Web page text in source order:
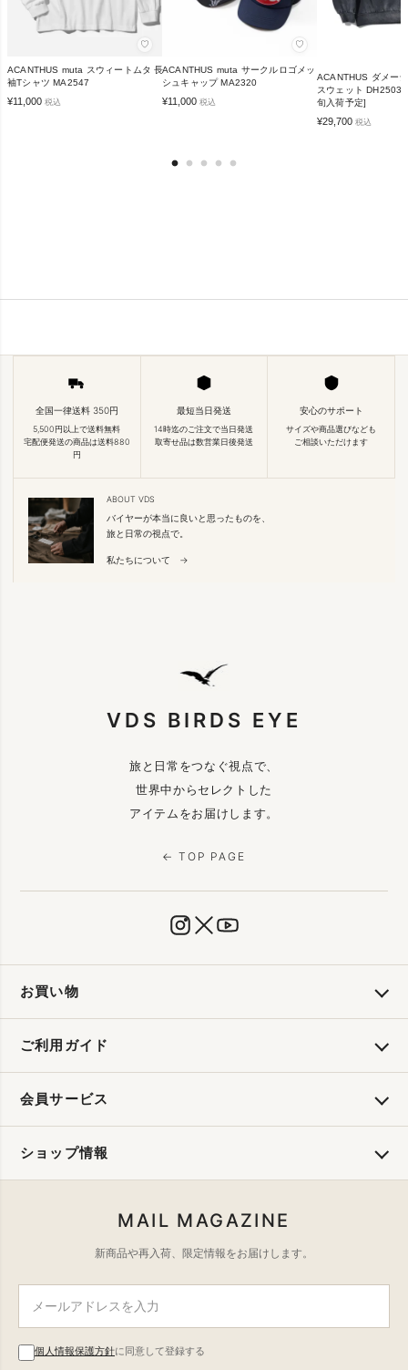
♡
ACANTHUS muta スウィートムタ 長
袖Tシャツ MA2547
¥11,000 税込
♡
ACANTHUS muta サークルロゴメッ
シュキャップ MA2320
¥11,000 税込
ACANTHUS ダメー
スウェット DH2503
旬入荷予定]
¥29,700 税込
全国一律送料 350円
5,500円以上で送料無料
宅配便発送の商品は送料880
円
最短当日発送
14時迄のご注文で当日発送
取寄せ品は数営業日後発送
安心のサポート
サイズや商品選びなども
ご相談いただけます
ABOUT VDS
バイヤーが本当に良いと思ったものを、
旅と日常の視点で。
私たちについて →
VDS BIRDS EYE
旅と日常をつなぐ視点で、
世界中からセレクトした
アイテムをお届けします。
← TOP PAGE
お買い物
ご利用ガイド
会員サービス
ショップ情報
MAIL MAGAZINE
新商品や再入荷、限定情報をお届けします。
個人情報保護方針に同意して登録する